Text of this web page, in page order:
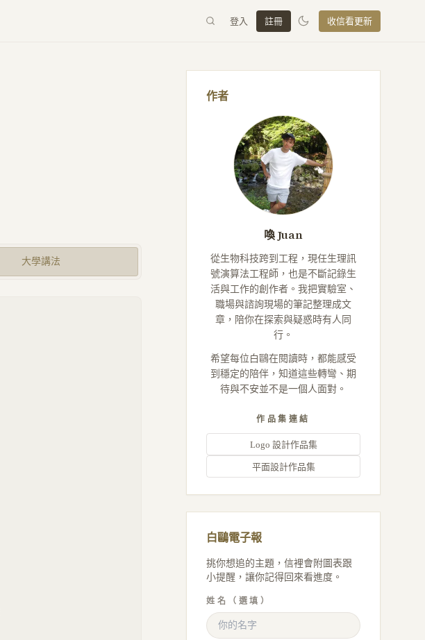
登入 註冊 收信看更新
大學講法
作者
喚 Juan
從生物科技跨到工程，現任生理訊
號演算法工程師，也是不斷記錄生
活與工作的創作者。我把實驗室、
職場與諮詢現場的筆記整理成文
章，陪你在探索與疑惑時有人同
行。
希望每位白鷗在閱讀時，都能感受
到穩定的陪伴，知道這些轉彎、期
待與不安並不是一個人面對。
作品集連結
Logo 設計作品集
平面設計作品集
白鷗電子報
挑你想追的主題，信裡會附圖表跟
小提醒，讓你記得回來看進度。
姓名（選填）